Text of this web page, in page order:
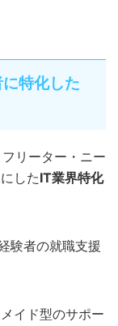
特化した
リーター・ニー
したIT業界特化
験者の就職支援
イド型のサポー